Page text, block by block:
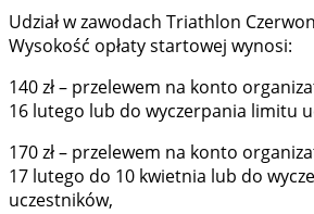
Udział w zawodach Triathlon
Wysokość opłaty startowej wynosi:
140 zł – przelewem na konto
16 lutego lub do wyczerpania limitu
170 zł – przelewem na konto
17 lutego do 10 kwietnia lub do
uczestników,